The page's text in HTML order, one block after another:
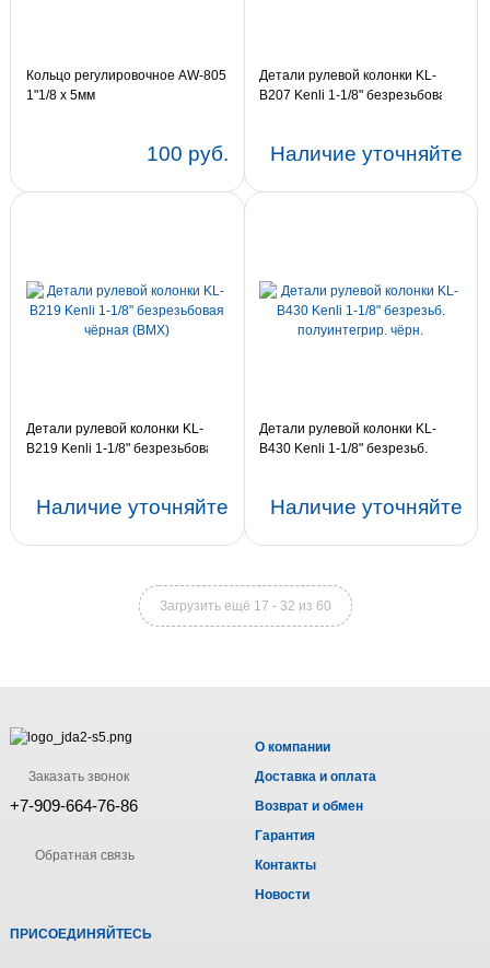
Кольцо регулировочное AW-805
1"1/8 х 5мм
100 руб.
Детали рулевой колонки KL-
B207 Kenli 1-1/8" безрезьбовая
Наличие уточняйте
Детали рулевой колонки KL-
B219 Kenli 1-1/8" безрезьбовая
Наличие уточняйте
Детали рулевой колонки KL-
B430 Kenli 1-1/8" безрезьб.
Наличие уточняйте
Загрузить ещё 17 - 32 из 60
Заказать звонок
+7-909-664-76-86
Обратная связь
О компании
Доставка и оплата
Возврат и обмен
Гарантия
Контакты
Новости
ПРИСОЕДИНЯЙТЕСЬ